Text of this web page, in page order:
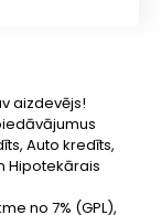
aizdevējs!
Auto kredīts,
Hipotekārais
no 7% (GPL),